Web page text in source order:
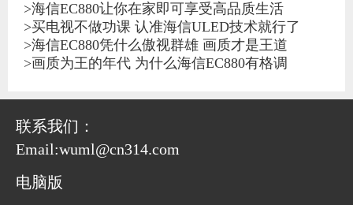
>海信EC880让你在家即可享受高品质生活
>买电视不做功课 认准海信ULED技术就行了
>海信EC880凭什么傲视群雄 画质才是王道
>画质为王的年代 为什么海信EC880有格调
联系我们：
Email:wuml@cn314.com
电脑版